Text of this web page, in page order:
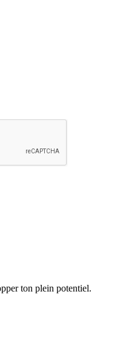
ton plein potentiel.